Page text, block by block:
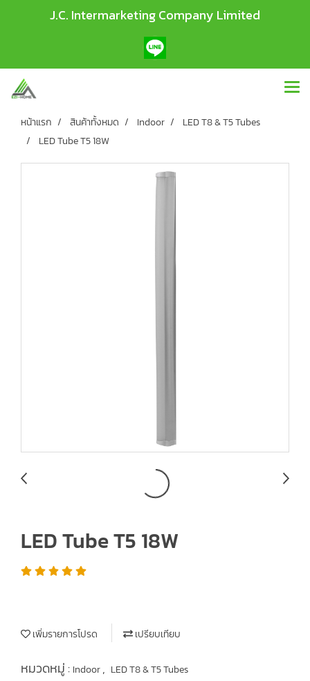
J.C. Intermarketing Company Limited
หน้าแรก สินค้าทั้งหมด Indoor
LED T8 & T5 Tubes
LED Tube T5 18W
LED Tube T5 18W
เพิ่มรายการโปรด เปรียบเทียบ
หมวดหมู่ : Indoor, LED T8 & T5 Tubes